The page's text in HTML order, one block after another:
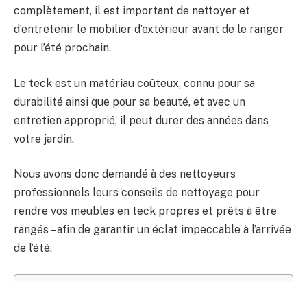
complètement, il est important de nettoyer et
d’entretenir le mobilier d’extérieur avant de le ranger
pour l’été prochain.
Le teck est un matériau coûteux, connu pour sa
durabilité ainsi que pour sa beauté, et avec un
entretien approprié, il peut durer des années dans
votre jardin.
Nous avons donc demandé à des nettoyeurs
professionnels leurs conseils de nettoyage pour
rendre vos meubles en teck propres et prêts à être
rangés – afin de garantir un éclat impeccable à l’arrivée
de l’été.